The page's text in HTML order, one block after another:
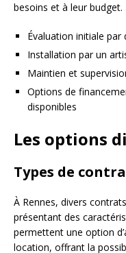
besoins et à leur budget.
Évaluation initiale par
Installation par un
Maintien et
Options de
disponibles
Les options
Types de
À Rennes, divers
présentant des
permettent une option
location, offrant la